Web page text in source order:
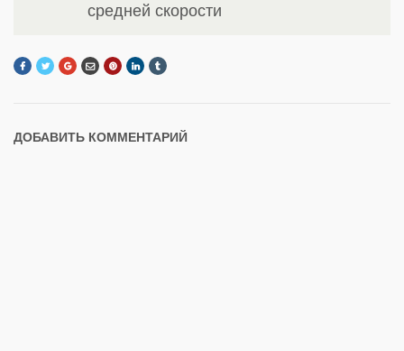
средней скорости
ДОБАВИТЬ КОММЕНТАРИЙ